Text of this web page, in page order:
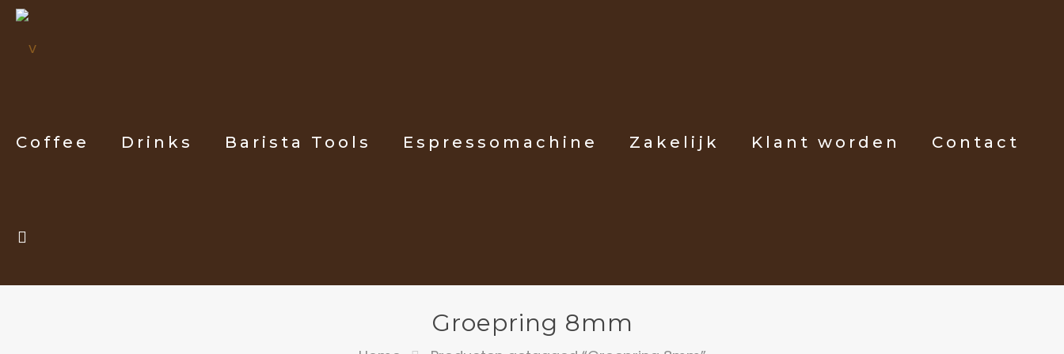
Coffee Drinks Barista Tools Espressomachine Zakelijk Klant worden Contact
Groepring 8mm